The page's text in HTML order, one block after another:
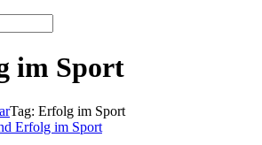
im Sport
Tag: Erfolg im Sport